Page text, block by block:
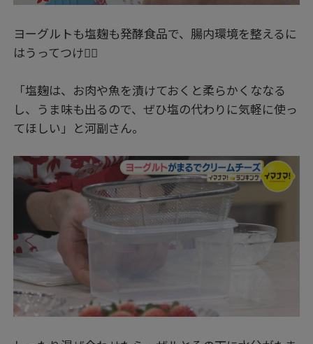
ヨーグルトも塩麹も発酵食品で、腸内環境を整えるに
はうってつけ👍🏻
「塩麹は、お肉や魚を漬けておくと柔らかくななる
し、うま味も出るので、ぜひ塩の代わりに気軽に使っ
てほしい」と河副さん。